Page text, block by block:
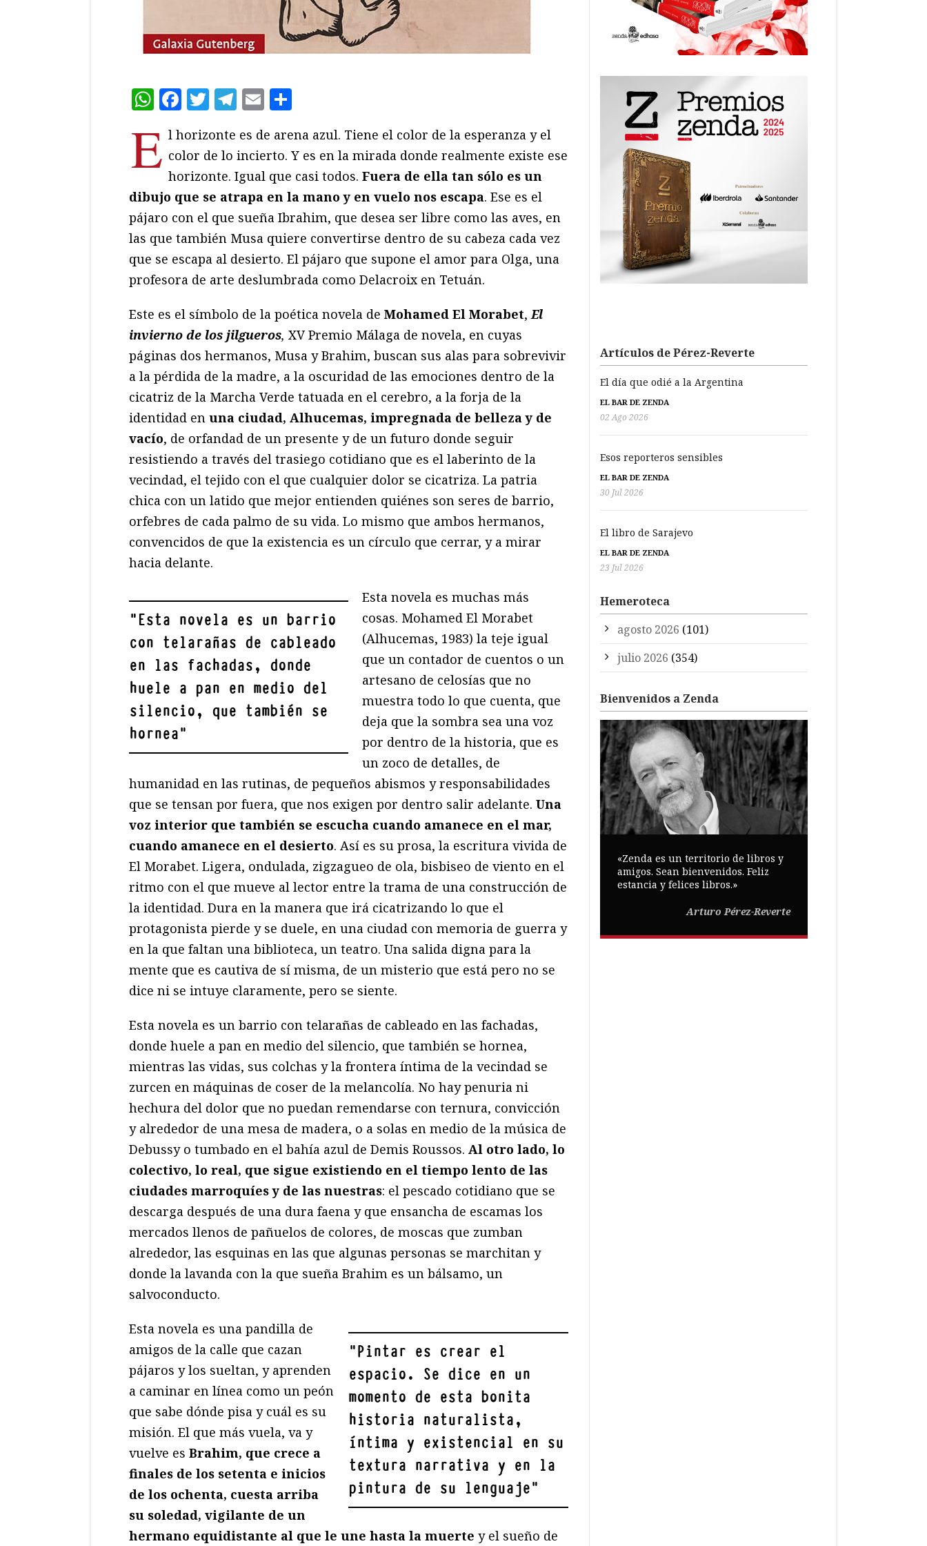
WhatsApp
Facebook
Twitter
Telegram
Email
E l horizonte es de arena azul. Tiene el color de la esperanza y el
color de lo incierto. Y es en la mirada donde realmente existe ese
horizonte. Igual que casi todos. Fuera de ella tan sólo es un
dibujo que se atrapa en la mano y en vuelo nos escapa. Ese es el
pájaro con el que sueña Ibrahim, que desea ser libre como las aves, en
las que también Musa quiere convertirse dentro de su cabeza cada vez
que se escapa al desierto. El pájaro que supone el amor para Olga, una
profesora de arte deslumbrada como Delacroix en Tetuán.
Este es el símbolo de la poética novela de Mohamed El Morabet,El
invierno de los jilgueros, XV Premio Málaga de novela, en cuyas
páginas dos hermanos, Musa y Brahim, buscan sus alas para sobrevivir
a la pérdida de la madre, a la oscuridad de las emociones dentro de la
cicatriz de la Marcha Verde tatuada en el cerebro, a la forja de la
identidad en una ciudad, Alhucemas, impregnada de belleza y de
vacío, de orfandad de un presente y de un futuro donde seguir
resistiendo a través del trasiego cotidiano que es el laberinto de la
vecindad, el tejido con el que cualquier dolor se cicatriza. La patria
chica con un latido que mejor entienden quiénes son seres de barrio,
orfebres de cada palmo de su vida. Lo mismo que ambos hermanos,
convencidos de que la existencia es un círculo que cerrar, y a mirar
hacia delante.
"Esta novela es un barrio
con telarañas de cableado
en las fachadas, donde
huele a pan en medio del
silencio, que también se
hornea"
Esta novela es muchas más
cosas. Mohamed El Morabet
(Alhucemas, 1983) la teje igual
que un contador de cuentos o un
artesano de celosías que no
muestra todo lo que cuenta, que
deja que la sombra sea una voz
por dentro de la historia, que es
un zoco de detalles, de
humanidad en las rutinas, de pequeños abismos y responsabilidades
que se tensan por fuera, que nos exigen por dentro salir adelante. Una
voz interior que también se escucha cuando amanece en el mar,
cuando amanece en el desierto. Así es su prosa, la escritura vivida de
El Morabet. Ligera, ondulada, zigzagueo de ola, bisbiseo de viento en el
ritmo con el que mueve al lector entre la trama de una construcción de
la identidad. Dura en la manera que irá cicatrizando lo que el
protagonista pierde y se duele, en una ciudad con memoria de guerra y
en la que faltan una biblioteca, un teatro. Una salida digna para la
mente que es cautiva de sí misma, de un misterio que está pero no se
dice ni se intuye claramente, pero se siente.
Esta novela es un barrio con telarañas de cableado en las fachadas,
donde huele a pan en medio del silencio, que también se hornea,
mientras las vidas, sus colchas y la frontera íntima de la vecindad se
zurcen en máquinas de coser de la melancolía. No hay penuria ni
hechura del dolor que no puedan remendarse con ternura, convicción
y alrededor de una mesa de madera, o a solas en medio de la música de
Debussy o tumbado en el bahía azul de Demis Roussos. Al otro lado, lo
colectivo, lo real, que sigue existiendo en el tiempo lento de las
ciudades marroquíes y de las nuestras: el pescado cotidiano que se
descarga después de una dura faena y que ensancha de escamas los
mercados llenos de pañuelos de colores, de moscas que zumban
alrededor, las esquinas en las que algunas personas se marchitan y
donde la lavanda con la que sueña Brahim es un bálsamo, un
salvoconducto.
"Pintar es crear el
espacio. Se dice en un
momento de esta bonita
historia naturalista,
íntima y existencial en su
textura narrativa y en la
pintura de su lenguaje"
Esta novela es una pandilla de
amigos de la calle que cazan
pájaros y los sueltan, y aprenden
a caminar en línea como un peón
que sabe dónde pisa y cuál es su
misión. El que más vuela, va y
vuelve es Brahim, que crece a
finales de los setenta e inicios
de los ochenta, cuesta arriba
su soledad, vigilante de un
hermano equidistante al que le une hasta la muerte y el sueño de
Artículos de Pérez-Reverte
El día que odié a la Argentina
EL BAR DE ZENDA
02 Ago 2026
Esos reporteros sensibles
EL BAR DE ZENDA
30 Jul 2026
El libro de Sarajevo
EL BAR DE ZENDA
23 Jul 2026
Hemeroteca
agosto 2026 (101)
julio 2026 (354)
Bienvenidos a Zenda
«Zenda es un territorio de libros y
amigos. Sean bienvenidos. Feliz
estancia y felices libros.»
Arturo Pérez-Reverte